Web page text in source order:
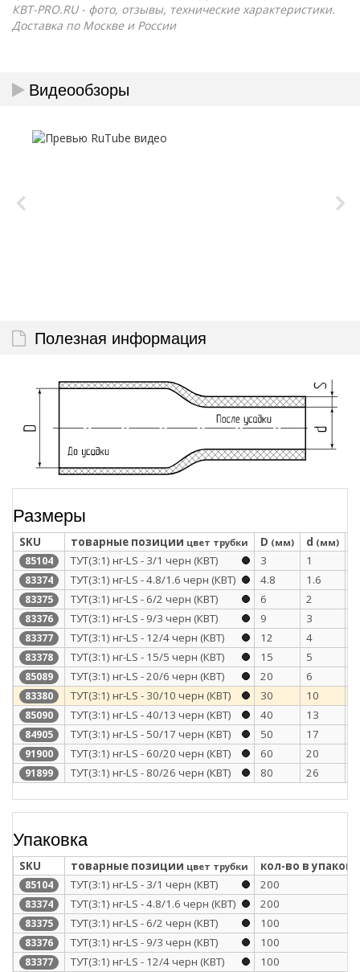
КВТ-PRO.RU - фото, отзывы, технические характеристики.
Доставка по Москве и России
Видеообзоры
Полезная информация
Размеры
SKU товарные позиции цвет трубки D (мм) d (мм)
85104 ТУТ(3:1) нг-LS - 3/1 черн (КВТ) 3 1
83374 ТУТ(3:1) нг-LS - 4.8/1.6 черн (КВТ) 4.8 1.6
83375 ТУТ(3:1) нг-LS - 6/2 черн (КВТ) 6 2
83376 ТУТ(3:1) нг-LS - 9/3 черн (КВТ) 9 3
83377 ТУТ(3:1) нг-LS - 12/4 черн (КВТ) 12 4
83378 ТУТ(3:1) нг-LS - 15/5 черн (КВТ) 15 5
85089 ТУТ(3:1) нг-LS - 20/6 черн (КВТ) 20 6
83380 ТУТ(3:1) нг-LS - 30/10 черн (КВТ) 30 10
85090 ТУТ(3:1) нг-LS - 40/13 черн (КВТ) 40 13
84905 ТУТ(3:1) нг-LS - 50/17 черн (КВТ) 50 17
91900 ТУТ(3:1) нг-LS - 60/20 черн (КВТ) 60 20
91899 ТУТ(3:1) нг-LS - 80/26 черн (КВТ) 80 26
Упаковка
SKU товарные позиции цвет трубки кол-во в
85104 ТУТ(3:1) нг-LS - 3/1 черн (КВТ) 200
83374 ТУТ(3:1) нг-LS - 4.8/1.6 черн (КВТ) 200
83375 ТУТ(3:1) нг-LS - 6/2 черн (КВТ) 100
83376 ТУТ(3:1) нг-LS - 9/3 черн (КВТ) 100
83377 ТУТ(3:1) нг-LS - 12/4 черн (КВТ) 100